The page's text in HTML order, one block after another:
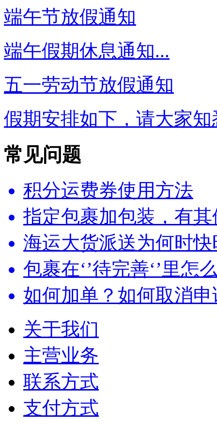
端午节放假通知
端午假期休息通知...
五一劳动节放假通知
假期安排如下，请大家知
常见问题
积分运费券使用方法
指定包裹加包装，有
海运大货派送为何时
包裹在‘’待完善‘’里怎
如何加单？如何取消
关于我们
主营业务
联系方式
支付方式